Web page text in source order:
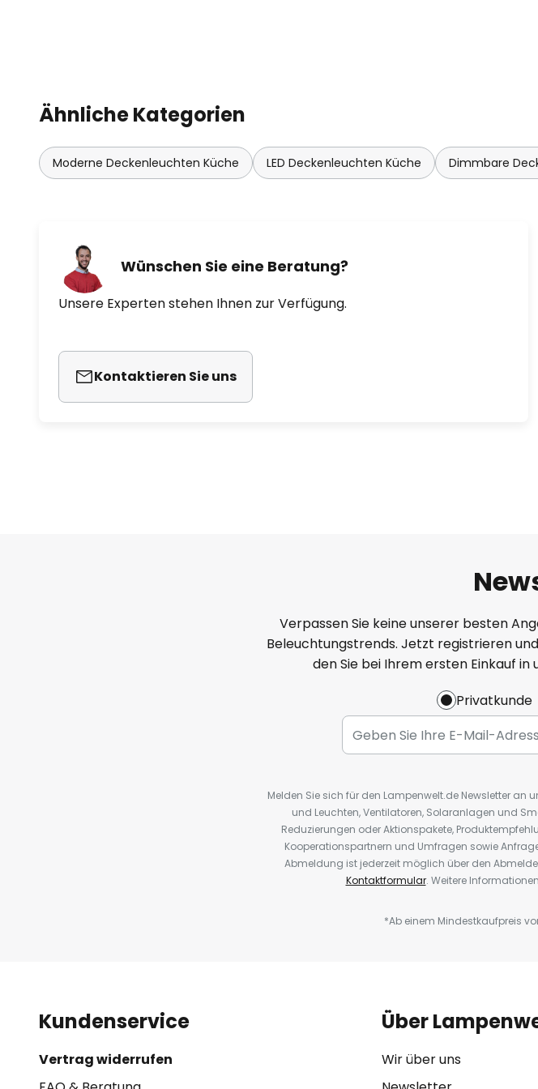
Ähnliche Kategorien
Moderne Deckenleuchten Küche LED Deckenleuchten Küche Dimmbare
Wünschen Sie eine Beratung?
Unsere Experten stehen Ihnen zur Verfügung.
Kontaktieren Sie uns
Verpassen Sie keine unserer besten
Beleuchtungstrends. Jetzt registrieren
den Sie bei Ihrem ersten Einkauf
Privatkunde
Melden Sie sich für den Lampenwelt.de Newsletter
und Leuchten, Ventilatoren, Solaranlagen und
Reduzierungen oder Aktionspakete,
Kooperationspartnern und Umfragen sowie
Abmeldung ist jederzeit möglich über den
Kontaktformular. Weitere
*Ab einem Mindestkaufpreis
Kundenservice
Vertrag widerrufen
Über
Wir über uns